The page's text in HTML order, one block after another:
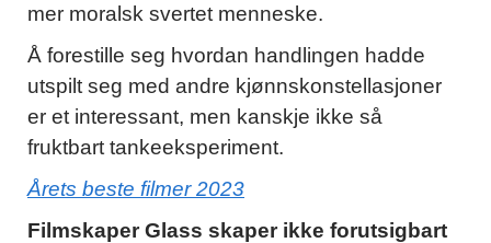
mer moralsk svertet menneske.
Å forestille seg hvordan handlingen hadde
utspilt seg med andre kjønnskonstellasjoner
er et interessant, men kanskje ikke så
fruktbart tankeeksperiment.
Årets beste filmer 2023
Filmskaper Glass skaper ikke forutsigbart